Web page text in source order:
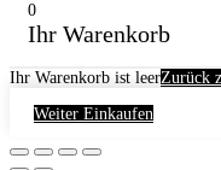
0
Ihr Warenkorb
Ihr Warenkorb ist leerZurück
Weiter Einkaufen